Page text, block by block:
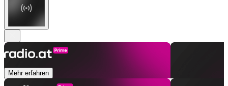
Mehr erfahren